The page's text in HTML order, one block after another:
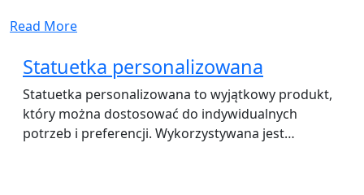
Read More
Statuetka personalizowana
Statuetka personalizowana to wyjątkowy produkt,
który można dostosować do indywidualnych
potrzeb i preferencji. Wykorzystywana jest…